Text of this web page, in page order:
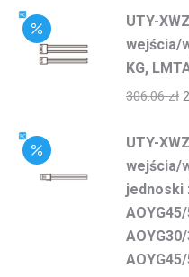
UTY-
wejścia/
KG,
306.06zł
UTY-
wejścia/
jednoski